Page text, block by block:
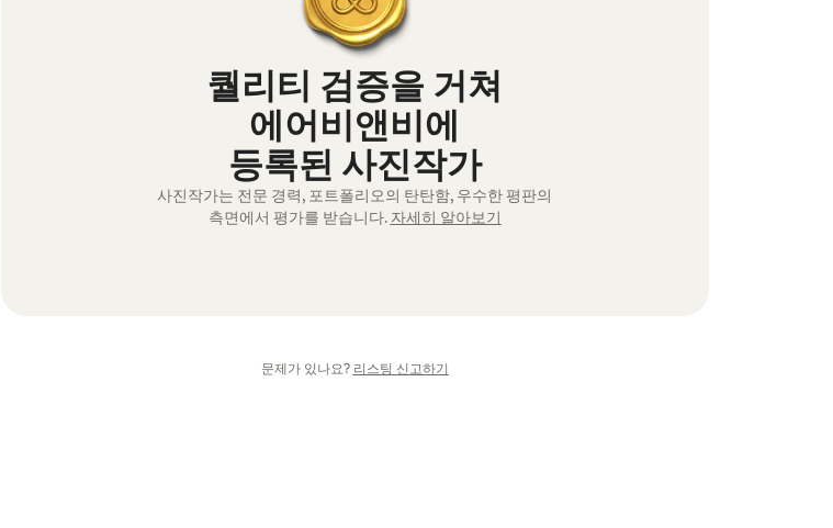
퀄리티 검증을 거쳐
에어비앤비에
등록된 사진작가
사진작가는 전문 경력, 포트폴리오의 탄탄함, 우수한 평판의
측면에서 평가를 받습니다. 자세히 알아보기
문제가 있나요? 리스팅 신고하기